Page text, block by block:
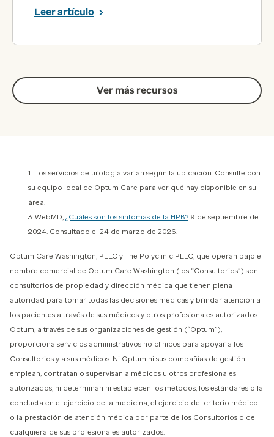
Leer artículo
Ver más recursos
1. Los servicios de urología varían según la ubicación. Consulte con
su equipo local de Optum Care para ver qué hay disponible en su
área.
3. WebMD, ¿Cuáles son los síntomas de la HPB? 9 de septiembre de
2024. Consultado el 24 de marzo de 2026.
Optum Care Washington, PLLC y The Polyclinic PLLC, que operan bajo el
nombre comercial de Optum Care Washington (los “Consultorios”) son
consultorios de propiedad y dirección médica que tienen plena
autoridad para tomar todas las decisiones médicas y brindar atención a
los pacientes a través de sus médicos y otros profesionales autorizados.
Optum, a través de sus organizaciones de gestión (“Optum”),
proporciona servicios administrativos no clínicos para apoyar a los
Consultorios y a sus médicos. Ni Optum ni sus compañías de gestión
emplean, contratan o supervisan a médicos u otros profesionales
autorizados, ni determinan ni establecen los métodos, los estándares o la
conducta en el ejercicio de la medicina, el ejercicio del criterio médico
o la prestación de atención médica por parte de los Consultorios o de
cualquiera de sus profesionales autorizados.